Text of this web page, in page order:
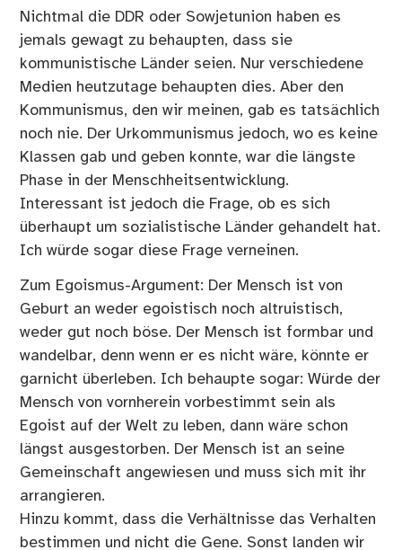
Nichtmal die DDR oder Sowjetunion haben es
jemals gewagt zu behaupten, dass sie
kommunistische Länder seien. Nur verschiedene
Medien heutzutage behaupten dies. Aber den
Kommunismus, den wir meinen, gab es tatsächlich
noch nie. Der Urkommunismus jedoch, wo es keine
Klassen gab und geben konnte, war die längste
Phase in der Menschheitsentwicklung.
Interessant ist jedoch die Frage, ob es sich
überhaupt um sozialistische Länder gehandelt hat.
Ich würde sogar diese Frage verneinen.
Zum Egoismus-Argument: Der Mensch ist von
Geburt an weder egoistisch noch altruistisch,
weder gut noch böse. Der Mensch ist formbar und
wandelbar, denn wenn er es nicht wäre, könnte er
garnicht überleben. Ich behaupte sogar: Würde der
Mensch von vornherein vorbestimmt sein als
Egoist auf der Welt zu leben, dann wäre schon
längst ausgestorben. Der Mensch ist an seine
Gemeinschaft angewiesen und muss sich mit ihr
arrangieren.
Hinzu kommt, dass die Verhältnisse das Verhalten
bestimmen und nicht die Gene. Sonst landen wir